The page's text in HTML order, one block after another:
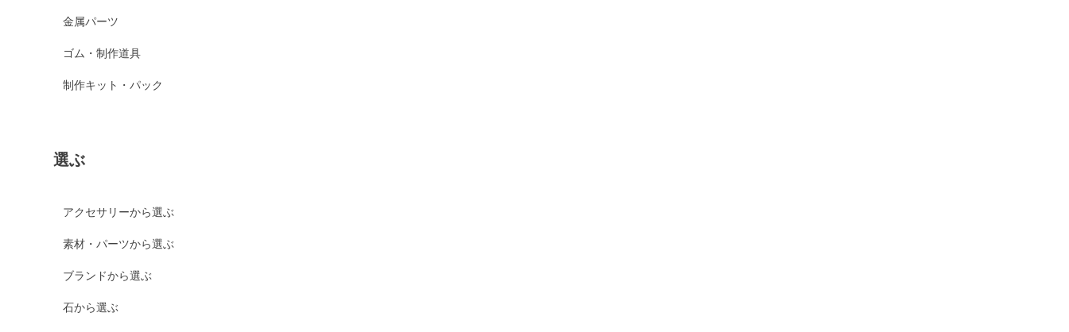
金属パーツ
ゴム・制作道具
制作キット・パック
選ぶ
アクセサリーから選ぶ
素材・パーツから選ぶ
ブランドから選ぶ
石から選ぶ